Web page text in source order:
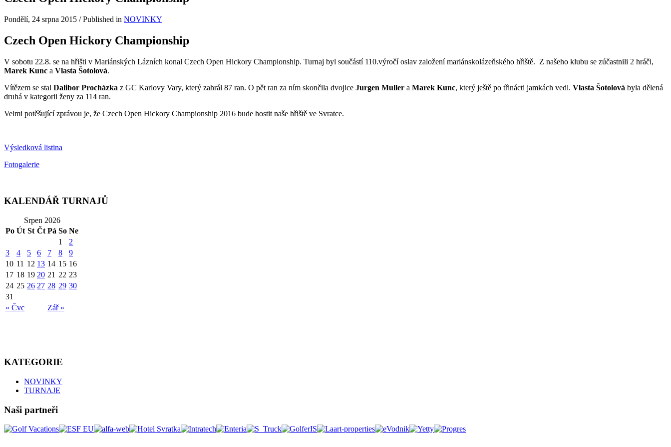
Pondělí, 24 srpna 2015 /Published in NOVINKY
Czech Open Hickory Championship
V sobotu 22.8. se na hřišti v Mariánských Lázních konal Czech Open Hickory Championship. Turnaj byl součástí 110.výročí oslav založení mariánskolázeňského hřiště. Z našeho klubu se zúčastnili 2 hráči,
Marek Kunc a Vlasta Šotolová.
Vítězem se stal Dalibor Procházka z GC Karlovy Vary, který zahrál 87 ran. O pět ran za ním skončila dvojice Jurgen Muller a Marek Kunc, který ještě po třinácti jamkách vedl. Vlasta Šotolová byla dělená
druhá v kategorii ženy za 114 ran.
Velmi potěšující zprávou je, že Czech Open Hickory Championship 2016 bude hostit naše hřiště ve Svratce.
Výsledková listina
Fotogalerie
KALENDÁŘ TURNAJŮ
Srpen 2026
Po Út St Čt Pá So Ne
« Čvc Zář »
1
2
3
4 5 6 7 8
9
10 11 12 13 14 15 16
17 18 19 20 21 22 23
24 25 26 27 28 29 30
31
KATEGORIE
NOVINKY
TURNAJE
Naši partneři